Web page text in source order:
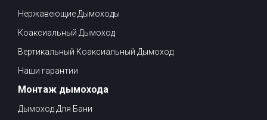
Нержавеющие Дымоходы
Коаксиальный Дымоход
Вертикальный Коаксиальный Дымоход
Наши гарантии
Монтаж дымохода
Дымоход Для Бани